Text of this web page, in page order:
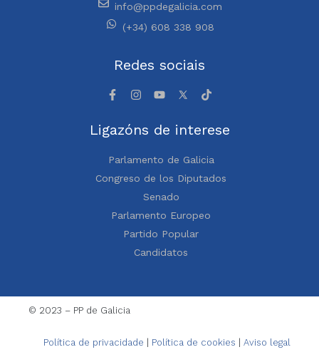
info@ppdegalicia.com
(+34) 608 338 908
Redes sociais
Ligazóns de interese
Parlamento de Galicia
Congreso de los Diputados
Senado
Parlamento Europeo
Partido Popular
Candidatos
© 2023 – PP de Galicia
Política de privacidade Política de cookies Aviso legal